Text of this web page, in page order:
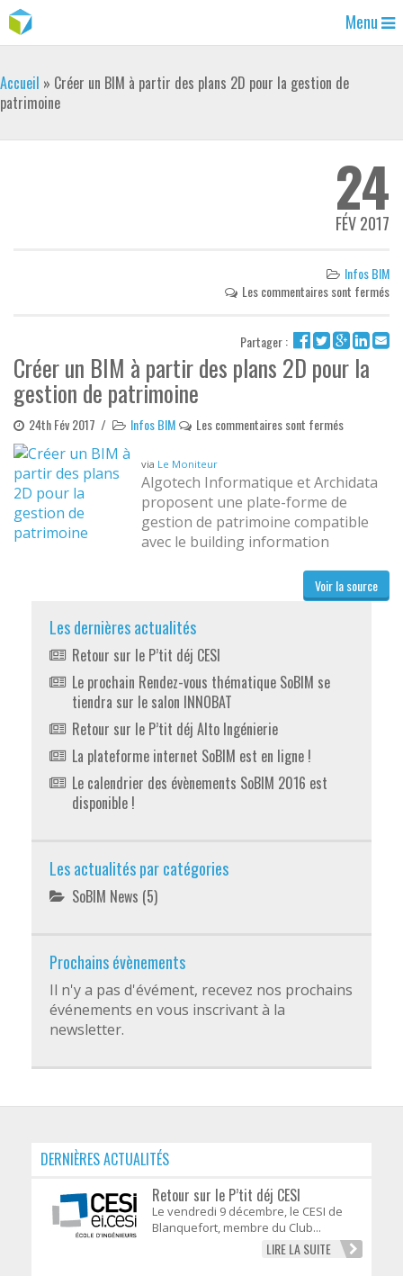
Menu
Accueil » Créer un BIM à partir des plans 2D pour la gestion de
patrimoine
24
FÉV 2017
Infos BIM
Les commentaires sont fermés
Partager :
Créer un BIM à partir des plans 2D pour la
gestion de patrimoine
24th Fév 2017 / Infos BIM Les commentaires sont fermés
via Le Moniteur
Algotech Informatique et Archidata
proposent une plate-forme de
gestion de patrimoine compatible
avec le building information
Voir la source
Les dernières actualités
Retour sur le P’tit déj CESI
Le prochain Rendez-vous thématique SoBIM se
tiendra sur le salon INNOBAT
Retour sur le P’tit déj Alto Ingénierie
La plateforme internet SoBIM est en ligne !
Le calendrier des évènements SoBIM 2016 est
disponible !
Les actualités par catégories
SoBIM News (5)
Prochains évènements
Il n'y a pas d'évément, recevez nos prochains
événements en vous inscrivant à la
newsletter.
DERNIÈRES ACTUALITÉS
Retour sur le P’tit déj CESI
Le vendredi 9 décembre, le CESI de
Blanquefort, membre du Club...
LIRE LA SUITE